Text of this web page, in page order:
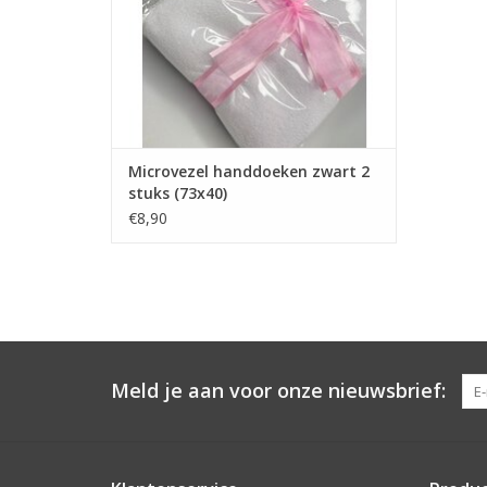
Handdoek verwarmer/UV sterilisator
Snelle levering en lage verzendkosten
TOEVOEGEN AAN WINKELWAGEN
Microvezel handdoeken zwart 2
stuks (73x40)
€8,90
Meld je aan voor onze nieuwsbrief: